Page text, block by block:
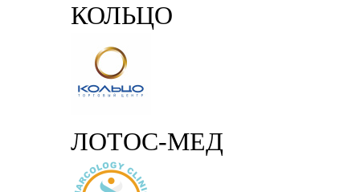
КОЛЬЦО
ЛОТОС-МЕД